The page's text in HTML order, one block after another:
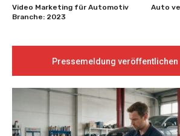
Video Marketing für Automotiv
Branche: 2023
Auto
Pressemeldung veröffentlichen